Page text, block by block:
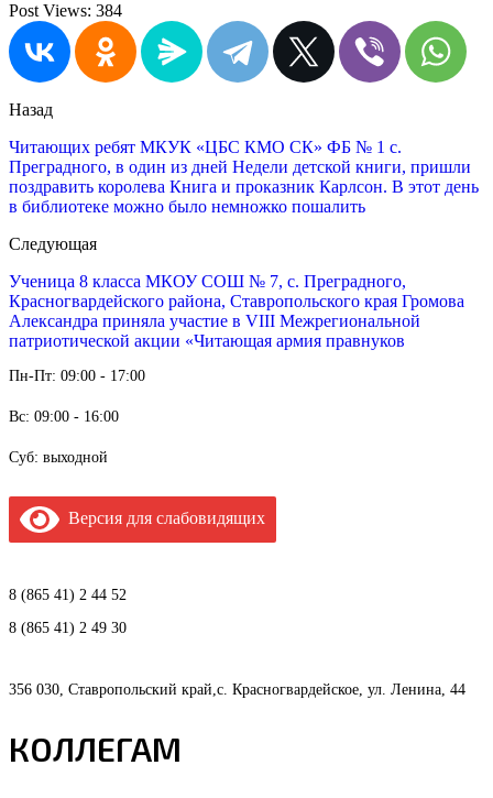
Post Views: 384
Назад
Читающих ребят МКУК «ЦБС КМО СК» ФБ № 1 с.
Преградного, в один из дней Недели детской книги, пришли
поздравить королева Книга и проказник Карлсон. В этот день
в библиотеке можно было немножко пошалить
Следующая
Ученица 8 класса МКОУ СОШ № 7, с. Преградного,
Красногвардейского района, Ставропольского края Громова
Александра приняла участие в VIII Межрегиональной
патриотической акции «Читающая армия правнуков
Пн-Пт: 09:00 - 17:00
Вс: 09:00 - 16:00
Суб: выходной
Версия для слабовидящих
8 (865 41) 2 44 52
8 (865 41) 2 49 30
356 030, Ставропольский край,с. Красногвардейское, ул. Ленина, 44
КОЛЛЕГАМ